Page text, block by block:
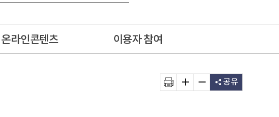
IPTV(KT, SKB, LGU+)
온라인콘텐츠 이용자 참여
공유